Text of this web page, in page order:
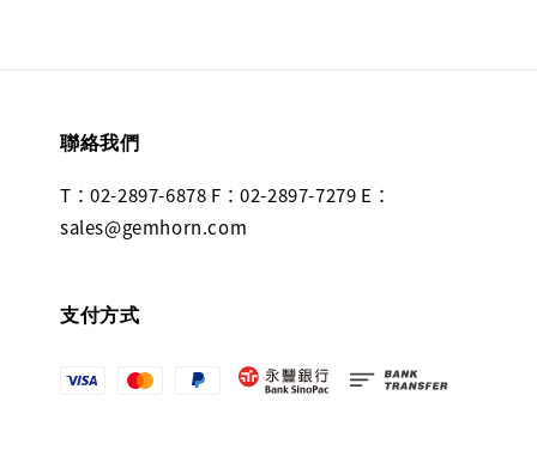
聯絡我們
T：02-2897-6878 F：02-2897-7279 E：
sales@gemhorn.com
支付方式